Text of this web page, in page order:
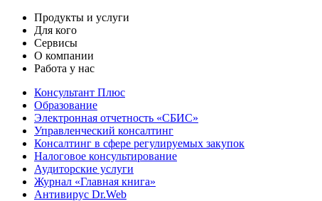
Продукты и услуги
Для кого
Сервисы
О компании
Работа у нас
Консультант Плюс
Образование
Электронная отчетность «СБИС»
Управленческий консалтинг
Консалтинг в сфере регулируемых закупок
Налоговое консультирование
Аудиторские услуги
Журнал «Главная книга»
Антивирус Dr.Web